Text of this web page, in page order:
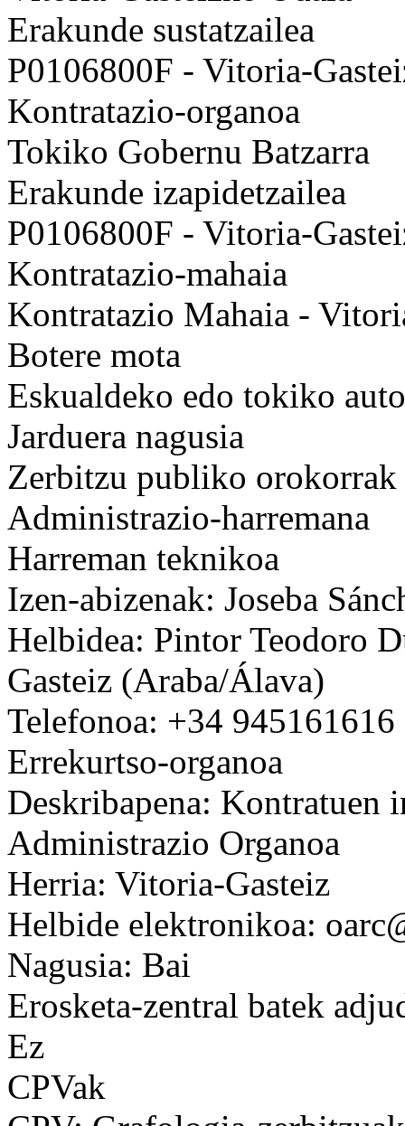
Erakunde sustatzailea
P0106800F - Vitoria-
Kontratazio-organoa
Tokiko Gobernu Batzarra
Erakunde izapidetzailea
P0106800F - Vitoria-
Kontratazio-mahaia
Kontratazio Mahaia -
Botere mota
Eskualdeko edo tokiko
Jarduera nagusia
Zerbitzu publiko orokorrak
Administrazio-harremana
Harreman teknikoa
Izen-abizenak: Joseba
Helbidea: Pintor Teodoro
Gasteiz (Araba/Álava)
Telefonoa: +34 945161616
Errekurtso-organoa
Deskribapena: Kontratuen
Administrazio Organoa
Herria: Vitoria-Gasteiz
Helbide elektronikoa:
Nagusia: Bai
Erosketa-zentral batek
Ez
CPVak